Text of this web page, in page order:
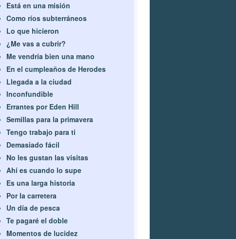
Está en una misión
Como ríos subterráneos
Lo que hicieron
¿Me vas a cubrir?
Me vendría bien una mano
En el cumpleaños de Herodes
Llegada a la ciudad
Inconfundible
Errantes por Eden Hill
Semillas para la primavera
Tengo trabajo para ti
Demasiado fácil
No les gustan las visitas
Ahí es cuando lo supe
Es una larga historia
Por la carretera
Un día de pesca
Te pagaré el doble
Momentos de lucidez